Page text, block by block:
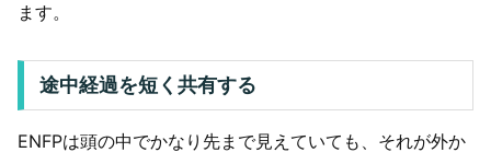
ます。
途中経過を短く共有する
ENFPは頭の中でかなり先まで見えていても、それが外か